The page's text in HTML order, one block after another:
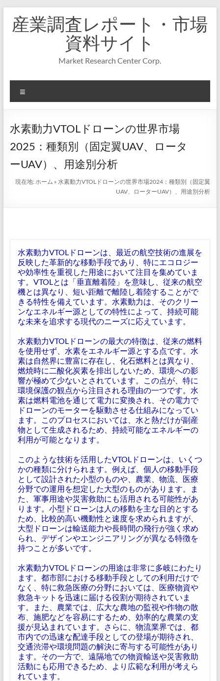
キ
プ
産業調査レポート・市場
資料サイト
Market Research Center Corp.
ニ
ー
水素動力VTOLドローンの世界市場
2025：種類別（固定翼UAV、ロータ
ーUAV）、用途別分析
現在地:ホーム »水素動力VTOLドローンの世界市場2024：種類別（固定翼
UAV、ローターUAV）、用途別分析
水素動力VTOLドローンは、最近の航空技術の進展を
反映した革新的な移動手段であり、特にエコロジー
や効率性を重視した用途において注目を集めていま
す。VTOLとは「垂直離着陸」を意味し、従来の航空
機とは異なり、短い距離で離陸し着陸することがで
きる特性を備えています。水素動力は、そのクリー
ンなエネルギー源としての特性によって、持続可能
な未来を追求する現代のニーズに応えています。
水素動力VTOLドローンの最大の特徴は、従来の燃料
を使用せず、水素をエネルギー源とする点です。水
素は自然界に豊富に存在し、化石燃料とは異なり、
燃焼時に二酸化炭素を排出しないため、環境への影
響が極めて少ないとされています。この点が、特に
環境保護の観点から注目される理由の一つです。水
素は燃料電池を通じて電力に変換され、その電力で
ドローンのモーターを駆動させる仕組みになってい
ます。このプロセスにおいては、水と熱だけが副産
物として生成されるため、持続可能なエネルギーの
利用が可能となります。
このような技術を活用したVTOLドローンは、いくつ
かの種類に分けられます。例えば、個人の移動手段
として設計された小型のものや、農業、物流、医療
分野での運用を想定した大型のものがあります。ま
た、軍事用途や災害救助にも活用される可能性があ
ります。小型ドローンは人の移動を主な目的とする
ため、比較的高い機動性と速度を求められますが、
大型ドローンは輸送能力や長時間の飛行が強く求め
られ、デザインやエンジニアリングが異なる特徴を
持つことが多いです。
水素動力VTOLドローンの用途は非常に多岐にわたり
ます。都市部における移動手段としての利用だけで
なく、特に救急医療の分野においては、医療物資や
救急キットを迅速に届ける役割が期待されていま
す。また、農業では、広大な農地の監視や作物の散
布、施肥などを容易にするため、効率的な農業の支
援が見込まれています。さらに、物流業界では、都
市内での迅速な配達手段としての登場が期待され、
交通渋滞や環境問題の解決に寄与する可能性があり
ます。その一方で、遠隔地での物資輸送や災害救助
活動にも応用できるため、より広範な利用が考えら
れています。